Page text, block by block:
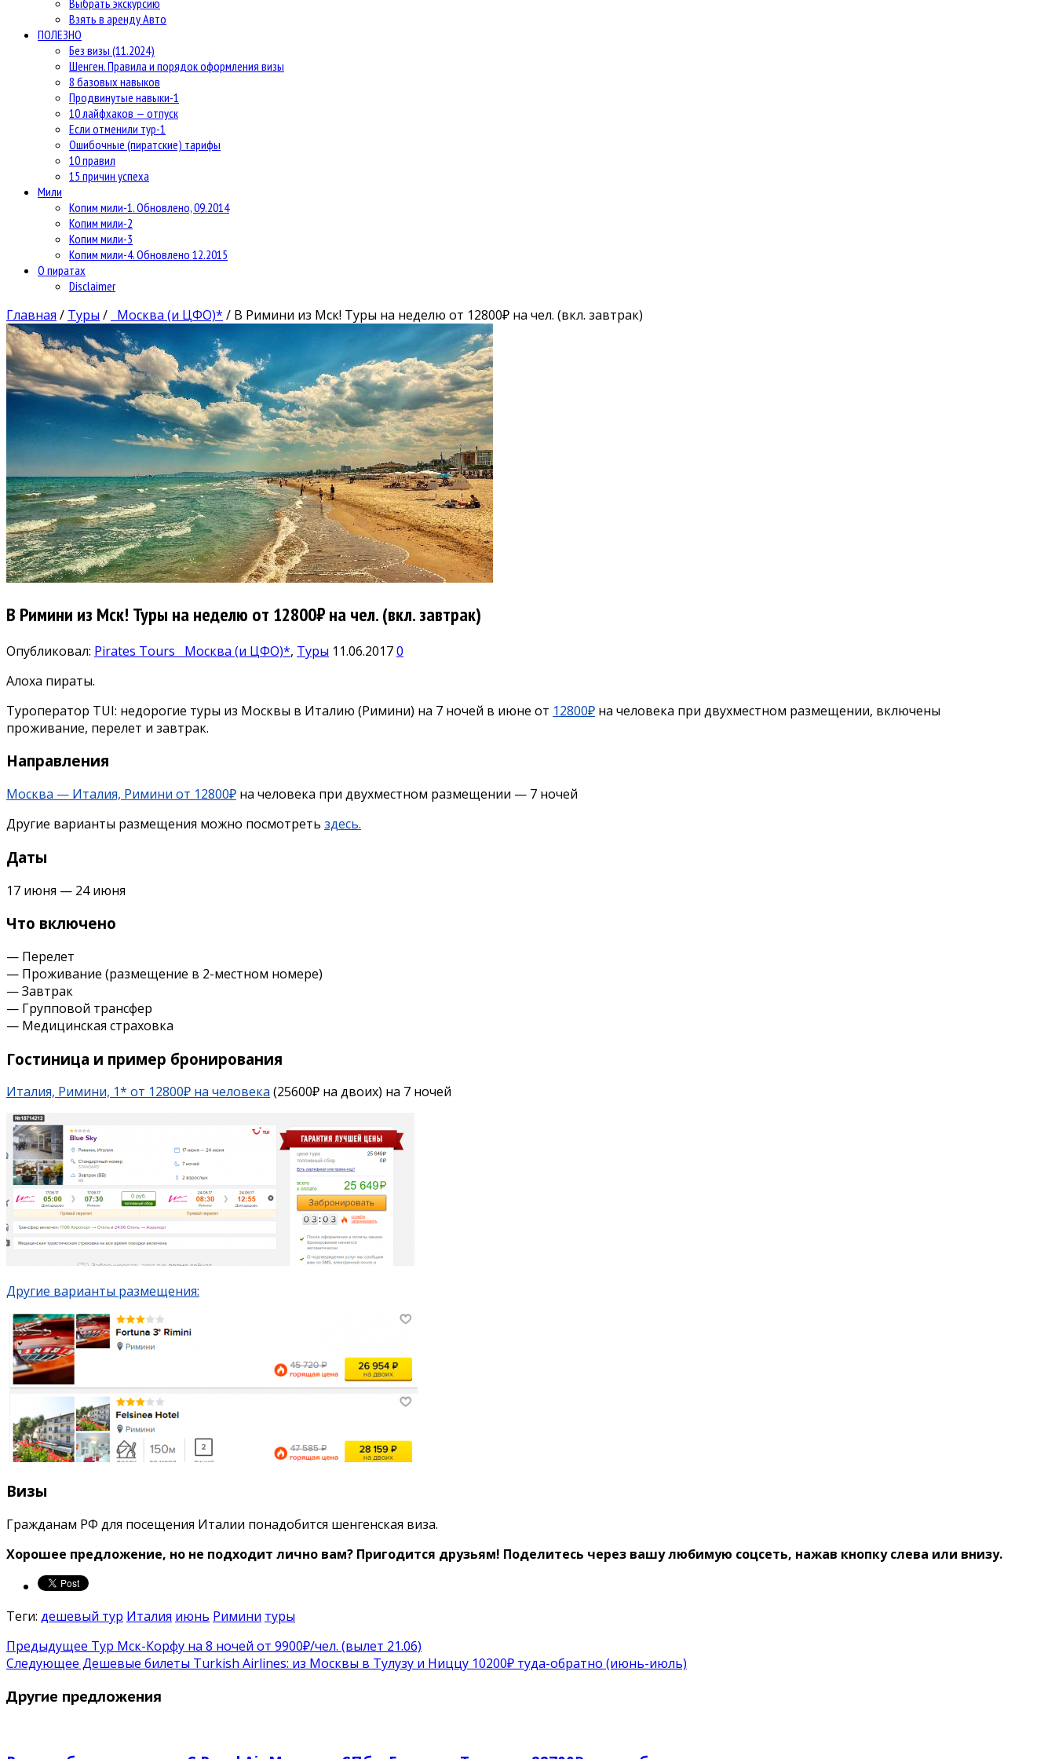
Взять в аренду Авто
ПОЛЕЗНО
Без визы (11.2024)
Шенген. Правила и порядок оформления визы
8 базовых навыков
Продвинутые навыки-1
10 лайфхаков — отпуск
Если отменили тур-1
Ошибочные (пиратские) тарифы
10 правил
15 причин успеха
Мили
Копим мили-1. Обновлено, 09.2014
Копим мили-2
Копим мили-3
Копим мили-4. Обновлено 12.2015
О пиратах
Disclaimer
Главная / Туры / Москва (и ЦФО)* / В Римини из Мск! Туры на неделю от 12800₽ на чел. (вкл. завтрак)
В Римини из Мск! Туры на неделю от 12800₽ на чел. (вкл. завтрак)
Опубликовал: Pirates Tours Москва (и ЦФО)*, Туры 11.06.20170
Алоха пираты.
Туроператор TUI: недорогие туры из Москвы в Италию (Римини) на 7 ночей в июне от 12800₽ на человека при двухместном размещении, включены
проживание, перелет и завтрак.
Направления
Москва — Италия, Римини от 12800₽ на человека при двухместном размещении — 7 ночей
Другие варианты размещения можно посмотреть здесь.
Даты
17 июня — 24 июня
Что включено
— Перелет
— Проживание (размещение в 2-местном номере)
— Завтрак
— Групповой трансфер
— Медицинская страховка
Гостиница и пример бронирования
Италия, Римини, 1* от 12800₽ на человека (25600₽ на двоих) на 7 ночей
Другие варианты размещения:
Визы
Гражданам РФ для посещения Италии понадобится шенгенская виза.
Хорошее предложение, но не подходит лично вам? Пригодится друзьям! Поделитесь через вашу любимую соцсеть, нажав кнопку слева или внизу.
Теги: дешевый тур Италия июнь Римини туры
Предыдущее Тур Мск-Корфу на 8 ночей от 9900₽/чел. (вылет 21.06)
Следующее Дешевые билеты Turkish Airlines: из Москвы в Тулузу и Ниццу 10200₽ туда-обратно (июнь-июль)
Другие предложения